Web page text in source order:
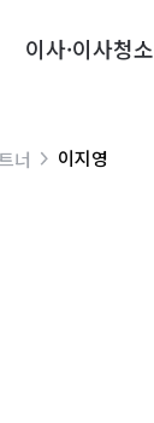
이사·이사청소
너 이지영